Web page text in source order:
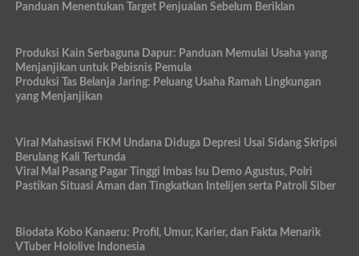
Panduan Menentukan Target Penjualan Sebelum Beriklan
Produksi Kain Serbaguna Dapur: Panduan Memulai Usaha yang
Menjanjikan untuk Pebisnis Pemula
Produksi Tas Belanja Jaring: Peluang Usaha Ramah Lingkungan
yang Menjanjikan
Viral Mahasiswi FKM Undana Diduga Depresi Usai Sidang Skripsi
Berulang Kali Tertunda
Viral Mal Pasang Pagar Tinggi Imbas Isu Demo Agustus, Polri
Pastikan Situasi Aman dan Tingkatkan Intelijen serta Patroli Siber
Biodata Kobo Kanaeru: Profil, Umur, Karier, dan Fakta Menarik
VTuber Hololive Indonesia